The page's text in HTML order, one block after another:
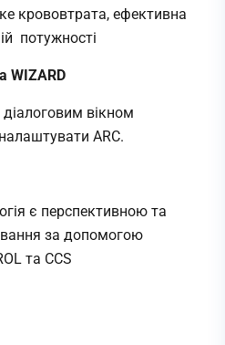
крововтрата, ефективна
потужності
WIZARD
вікном
ARC.
є перспективною та
за допомогою
та CCS